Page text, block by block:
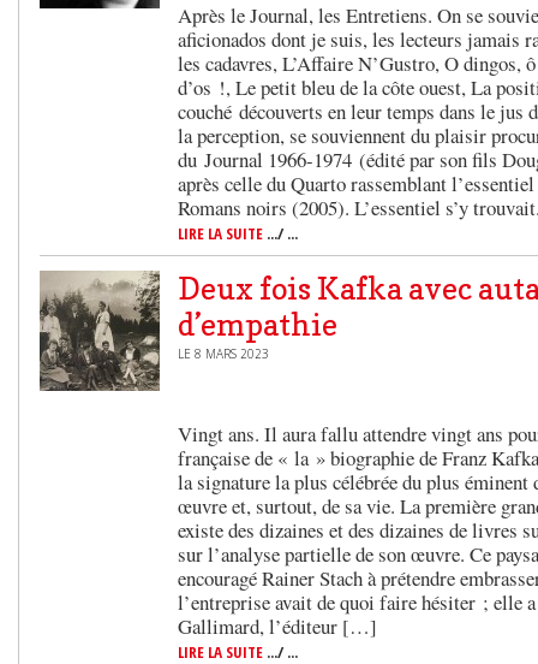
Après le Journal, les Entretiens. On se
aficionados dont je suis, les lecteurs jamais
les cadavres, L’Affaire N’Gustro, O dingos,
d’os !, Le petit bleu de la côte ouest, La
couché découverts en leur temps dans le jus
la perception, se souviennent du plaisir
du Journal 1966-1974 (édité par son fils
après celle du Quarto rassemblant
Romans noirs (2005). L’essentiel s’y
LIRE LA SUITE .../ ...
Deux fois Kafka avec
d’empathie
LE 8 MARS 2023
Vingt ans. Il aura fallu attendre vingt ans
française de « la » biographie de Franz
la signature la plus célébrée du plus éminent
œuvre et, surtout, de sa vie. La première
existe des dizaines et des dizaines de livres
sur l’analyse partielle de son œuvre. Ce
encouragé Rainer Stach à prétendre
l’entreprise avait de quoi faire hésiter ; elle
Gallimard, l’éditeur […]
LIRE LA SUITE .../ ...